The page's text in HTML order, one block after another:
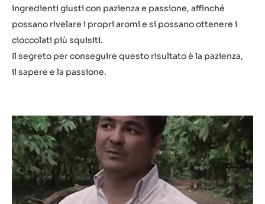
/
y
u
t
u
e
/
z
N
2
t
ingredienti giusti con pazienza e passione, affinché
possano rivelare i propri aromi e si possano ottenere i
cioccolati più squisiti.
Il segreto per conseguire questo risultato è la pazienza,
il sapere e la passione.